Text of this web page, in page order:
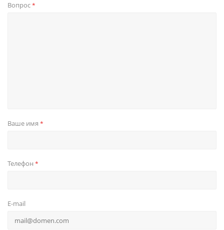
Вопрос*
Ваше имя *
Телефон *
E-mail